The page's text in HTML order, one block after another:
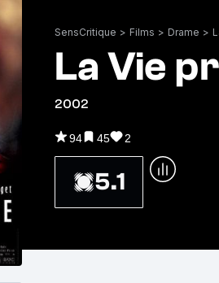
SensCritique > Films > Drame >
La Vie
2002
94 45 2
5.1